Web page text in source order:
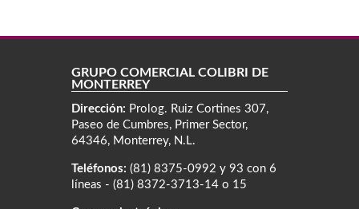
GRUPO COMERCIAL COLIBRÍ DE
MONTERREY
Dirección: Prolog. Ruiz Cortines 307,
Paseo de Cumbres, Primer Sector,
64346, Monterrey, N.L.
Teléfonos: (81) 8375-0992 y 93 con 6
líneas - (81) 8372-3713-14 o 15